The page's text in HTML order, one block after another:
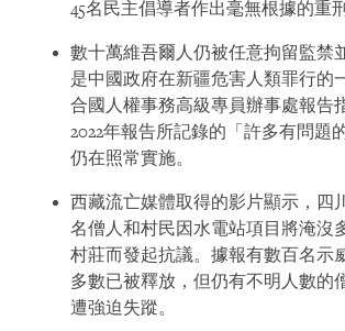
45名民主倡導者作出毫無根據的重
數十萬維吾爾人仍被任意拘留監禁
是中國政府在新疆危害人類罪行的
合國人權事務高級專員辦事處報告
2022年報告所記錄的「許多有問題
仍在照常實施。
西藏流亡媒體取得的影片顯示，四
名僧人和村民因水電站項目將淹沒
村莊而發起抗議。據報有數百名示
多數已被釋放，但仍有不明人數的
遭強迫失蹤。